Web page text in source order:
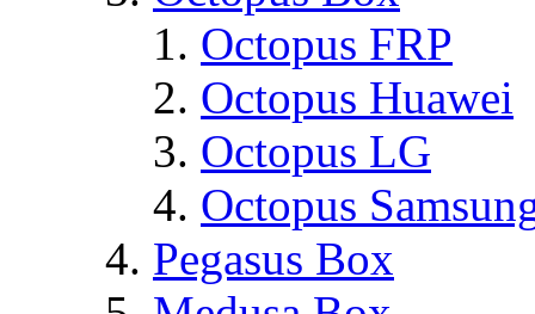
Octopus FRP
Octopus Huawei
Octopus LG
Octopus
Pegasus Box